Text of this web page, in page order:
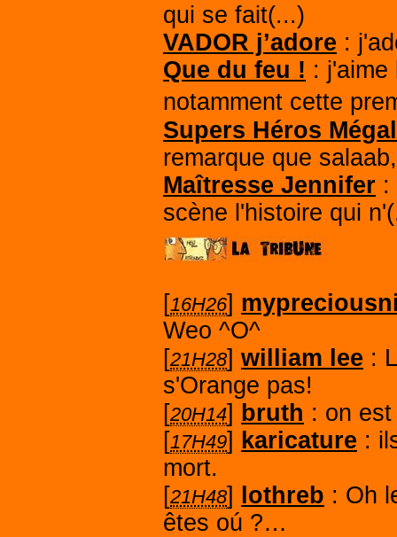
qui se fait(...)
VADOR j’adore :
Que du feu ! : j'aime
notamment cette
Supers Héros
remarque que
Maîtresse Jennifer :
scène l'histoire qui
[16H26]
Weo ^O^
[21H28] william lee
s'Orange pas!
[20H14] bruth
on
[17H49] karicature
mort.
[21H48] lothreb
Oh
êtes oú ?…